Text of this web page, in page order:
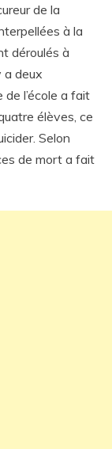
de la
à la
déroulés à
a deux
l’école a fait
élèves, ce
Selon
de mort a fait